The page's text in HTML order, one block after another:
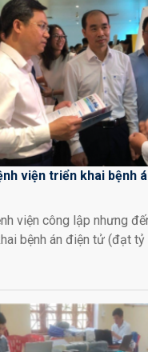
viện triển khai bệnh
viện công lập nhưng
bệnh án điện tử (đạt tỷ